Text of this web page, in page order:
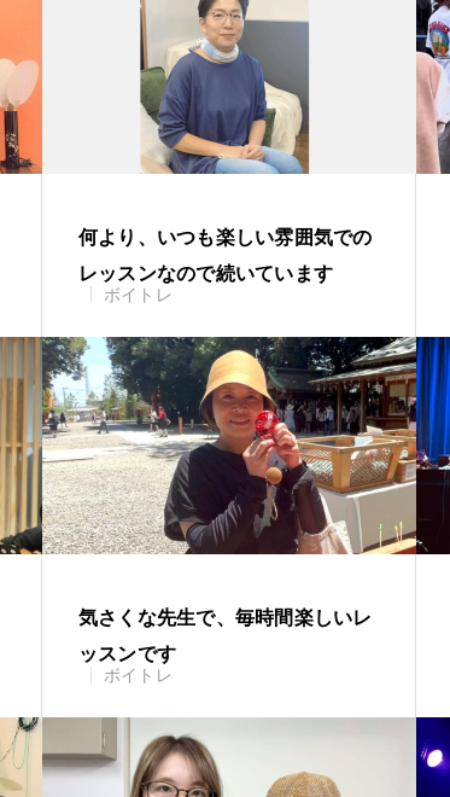
何より、いつも楽しい雰囲気での
レッスンなので続いています
ボイトレ
気さくな先生で、毎時間楽しいレ
ッスンです
ボイトレ